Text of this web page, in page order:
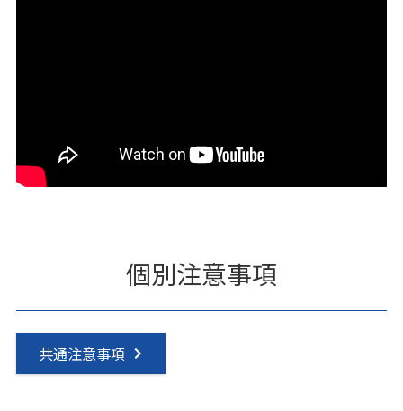
個別注意事項
共通注意事項